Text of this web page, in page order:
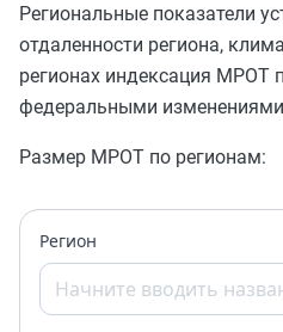
Региональные показатели
отдаленности региона,
регионах индексация МРОТ
федеральными
Размер МРОТ по регионам:
Регион